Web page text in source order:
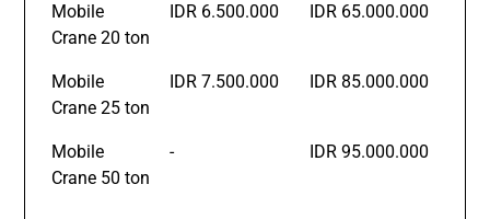
Mobile
Crane 20 ton
IDR 6.500.000 IDR 65.000.000
Mobile
Crane 25 ton
IDR 7.500.000 IDR 85.000.000
Mobile
Crane 50 ton
- IDR 95.000.000